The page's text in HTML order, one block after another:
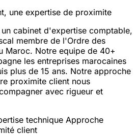
une expertise de proximite
cabinet d'expertise comptable,
membre de l'Ordre des
Maroc. Notre equipe de 40+
les entreprises marocaines
plus de 15 ans. Notre approche
proximite client nous
avec rigueur et
technique Approche
client